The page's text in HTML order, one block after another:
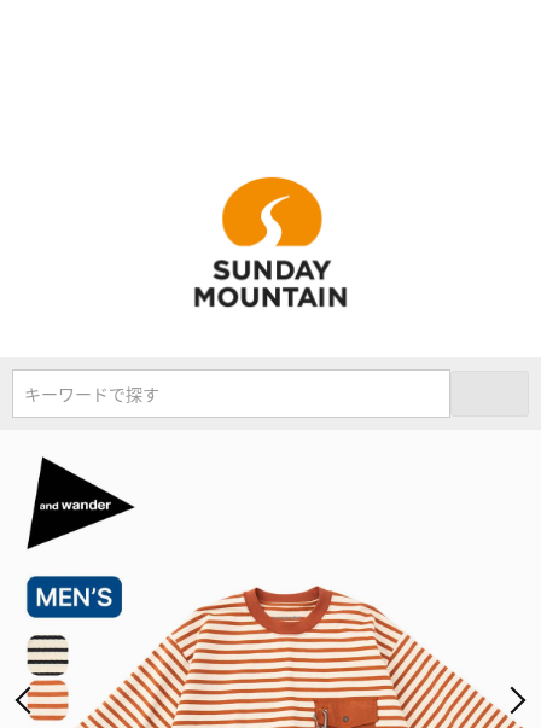
キーワードで探す